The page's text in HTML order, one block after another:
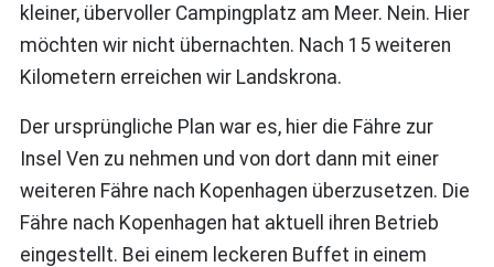
kleiner, übervoller Campingplatz am Meer. Nein. Hier
möchten wir nicht übernachten. Nach 15 weiteren
Kilometern erreichen wir Landskrona.
Der ursprüngliche Plan war es, hier die Fähre zur
Insel Ven zu nehmen und von dort dann mit einer
weiteren Fähre nach Kopenhagen überzusetzen. Die
Fähre nach Kopenhagen hat aktuell ihren Betrieb
eingestellt. Bei einem leckeren Buffet in einem